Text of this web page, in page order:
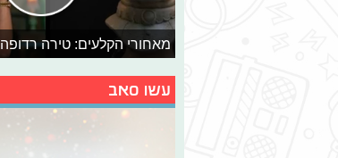
מאחורי הקלעים: טירה רדופה
עשו סאב